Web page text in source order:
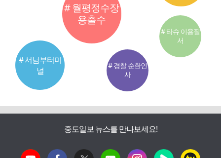
# 월평정수장
용출수
# 서남부터미
널
# 경찰 순환인
사
# 타슈 이용질
서
중도일보 뉴스를 만나보세요!